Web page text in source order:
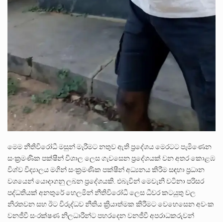
මෙම නීතිවිරෝධී මසුන් මැරීමට නතුව ඇති ප්‍රදේශය මෙරටට පැමිණෙන
සංක්‍රමණික පක්ෂීන් විශාල ලෙස ගැවසෙන ප්‍රදේශයක් වන අතර කොළඹ
විශ්ව විද්‍යාලය මගින් සංක්‍රමණික පක්ෂීන් අධ්‍යනය කිරීම සඳහා ප්‍රධාන
වශයෙන් යොදාගනු ලබන ප්‍රදේශයකි. එබැවින් මෙවැනි වටිනා පරිසර
පද්ධතියක් අනතුරේ හෙලමින් නීතිවිරෝධී ලෙස ධීවර කටයුතු වල
නිරතවන සහ ඊට විරුද්ධව නීතිය ක්‍රියාත්මක කිරීමට වෙහෙසෙන අවංක
වනජීවී සංරක්ෂණ නිලධාරීන්ට පහරදෙන වනජීවී අපරාධකරුවන්